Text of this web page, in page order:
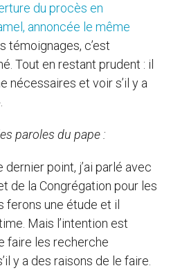
du procès en
annoncée le même
témoignages, c’est
Tout en restant prudent : il
nécessaires et voir s’il y a
paroles du pape :
dernier point, j’ai parlé avec
de la Congrégation pour les
ferons une étude et il
Mais l’intention est
faire les recherche
y a des raisons de le faire.